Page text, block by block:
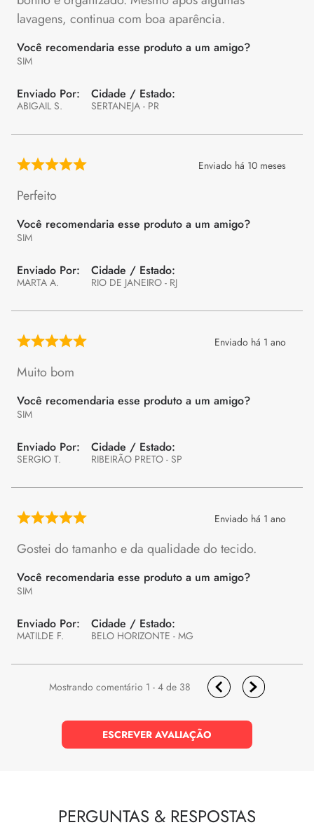
lavagens, continua com boa aparência.
Você recomendaria esse produto a um amigo?
SIM
ABIGAIL S. SERTANEJA - PR
Enviado há 10 meses
Perfeito
Você recomendaria esse produto a um amigo?
SIM
MARTA A. RIO DE JANEIRO - RJ
Enviado há 1 ano
Muito bom
Você recomendaria esse produto a um amigo?
SIM
SERGIO T. RIBEIRÃO PRETO - SP
Enviado há 1 ano
Gostei do tamanho e da qualidade do tecido.
Você recomendaria esse produto a um amigo?
SIM
MATILDE F. BELO HORIZONTE - MG
1 - 4 de 38
ESCREVER AVALIAÇÃO
PERGUNTAS & RESPOSTAS